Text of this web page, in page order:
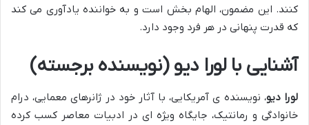
کنند. این مضمون، الهام بخش است و به خواننده یادآوری می کند
که قدرت پنهانی در هر فرد وجود دارد.
آشنایی با لورا دیو (نویسنده برجسته)
لورا دیو، نویسنده ی آمریکایی، با آثار خود در ژانرهای معمایی، درام
خانوادگی و رمانتیک، جایگاه ویژه ای در ادبیات معاصر کسب کرده